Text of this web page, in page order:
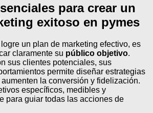
para crear un
exitoso en pymes
un plan de marketing efectivo, es
claramente su público objetivo.
sus clientes potenciales, sus
permite diseñar estrategias
la conversión y fidelización.
específicos, medibles y
para guiar todas las acciones de